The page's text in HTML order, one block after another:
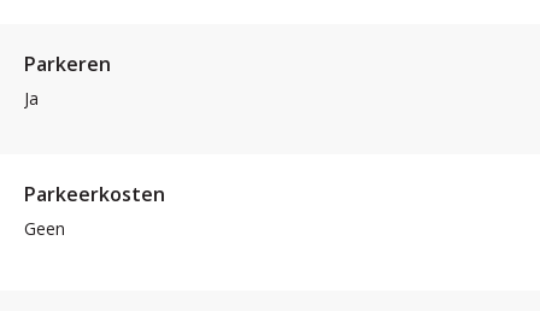
Parkeren
Ja
Parkeerkosten
Geen